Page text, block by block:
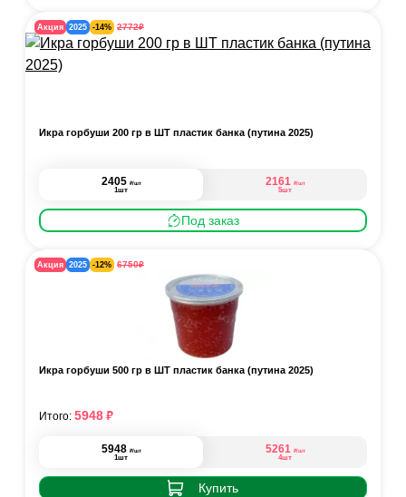
Акция 2025 -14% 2772₽
Икра горбуши 200 гр в ШТ пластик банка (путина 2025)
2405 ₽/шт
1шт
2161 ₽/шт
5шт
Под заказ
Акция 2025 -12% 6750₽
Икра горбуши 500 гр в ШТ пластик банка (путина 2025)
5948 ₽/шт
1шт
5261 ₽/шт
4шт
Купить
Итого: 5948₽